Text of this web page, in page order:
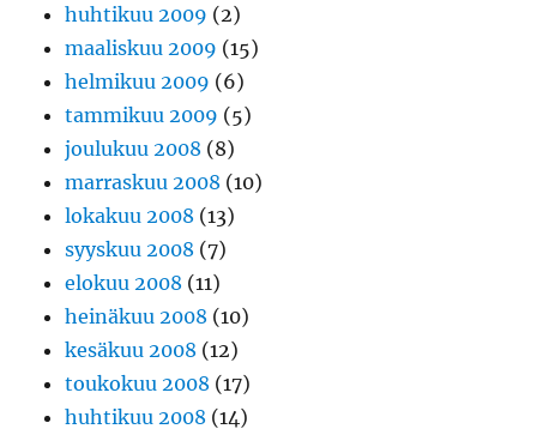
huhtikuu 2009 (2)
maaliskuu 2009 (15)
helmikuu 2009 (6)
tammikuu 2009 (5)
joulukuu 2008 (8)
marraskuu 2008 (10)
lokakuu 2008 (13)
syyskuu 2008 (7)
elokuu 2008 (11)
heinäkuu 2008 (10)
kesäkuu 2008 (12)
toukokuu 2008 (17)
huhtikuu 2008 (14)